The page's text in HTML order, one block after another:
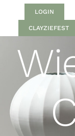
LOGIN
CLAYZIEFEST